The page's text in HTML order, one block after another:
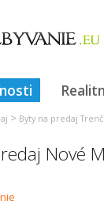
> Byty na predaj
Nové